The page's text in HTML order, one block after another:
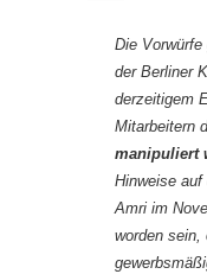
Die
der Berliner
derzeitigem
Mitarbeitern
manipuliert
Hinweise
Amri im
worden sein,